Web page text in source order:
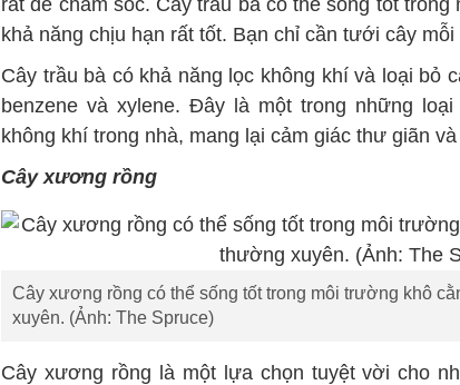
khả năng chịu hạn rất tốt. Bạn chỉ cần tưới cây
Cây trầu bà có khả năng lọc không khí và loại bỏ
benzene và xylene. Đây là một trong những
không khí trong nhà, mang lại cảm giác thư giãn
Cây xương rồng
Cây xương rồng có thể sống tốt trong môi trường khô
xuyên. (Ảnh: The Spruce)
Cây xương rồng là một lựa chọn tuyệt vời cho